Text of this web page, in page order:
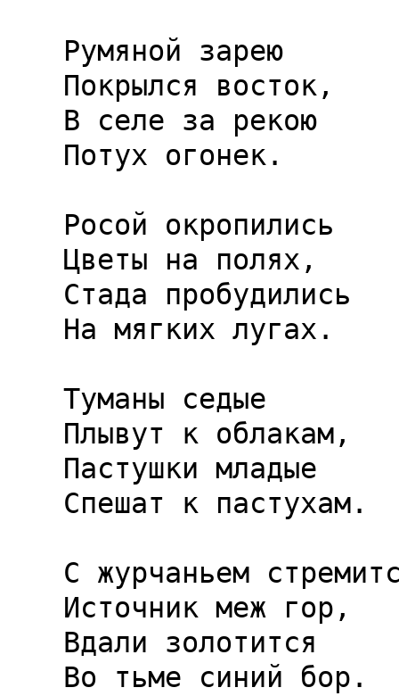
Румяной зарею
Покрылся восток,
В селе за рекою
Потух огонек.
Росой окропились
Цветы на полях,
Стада пробудились
На мягких лугах.
Туманы седые
Плывут к облакам,
Пастушки младые
Спешат к пастухам.
С журчаньем
Источник меж гор,
Вдали золотится
Во тьме синий бор.